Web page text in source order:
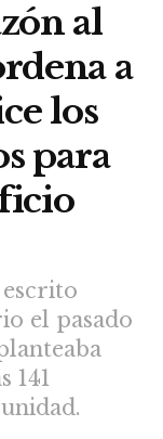
al
a
los
para
el pasado
141